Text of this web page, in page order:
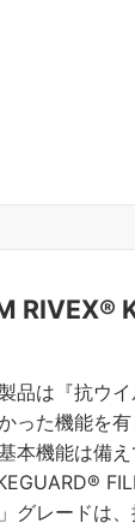
RIVEX®
品は『抗ウ
った機能を
本機能は備え
グレードは